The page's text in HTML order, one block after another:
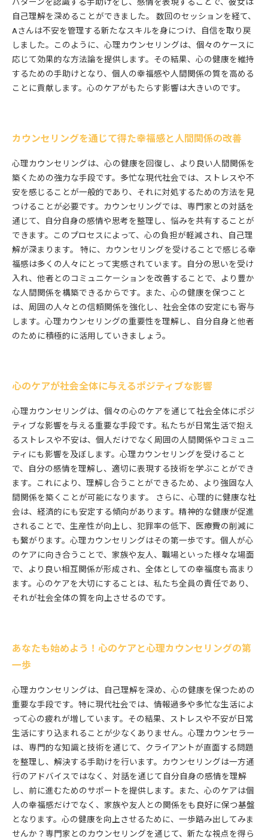
自己理解を深めることができました。 数回のセッションを経て、
Aさんは不安を管理する新たなスキルを身につけ、自信を取り戻
しました。このように、心理カウンセリングは、個々のケースに
応じて効果的な方法論を提供します。その結果、心の健康を維持
するための手助けとなり、個人の幸福感や人間関係の質を高める
ことに貢献します。心のケアがもたらす影響は大きいのです。
カウンセリングを通じて得た幸福感と人間関係の改善
心理カウンセリングは、心の健康を回復し、より良い人間関係を
築くための強力な手段です。多忙な現代社会では、ストレスや不
安を感じることが一般的であり、それに対処するための方法を見
つけることが必要です。カウンセリングでは、専門家との対話を
通じて、自分自身の感情や思考を整理し、悩みを共有することが
できます。このプロセスによって、心の負担が軽減され、自己理
解が深まります。 特に、カウンセリングを受けることで感じる幸
福感は多くの人々にとって実感されています。自分の思いを受け
入れ、他者とのコミュニケーションを改善することで、より豊か
な人間関係を構築できるからです。また、心の健康を保つこと
は、周囲の人々との信頼関係を強化し、社会全体の安定にも寄与
します。心理カウンセリングの重要性を理解し、自分自身と他者
のために積極的に活用していきましょう。
心のケアが社会全体に与えるポジティブな影響
心理カウンセリングは、個々の心のケアを通じて社会全体にポジ
ティブな影響を与える重要な手段です。私たちが日常生活で抱え
るストレスや不安は、個人だけでなく周囲の人間関係やコミュニ
ティにも影響を及ぼします。心理カウンセリングを受けること
で、自分の感情を理解し、適切に表現する技術を学ぶことができ
ます。これにより、理解し合うことができるため、より強固な人
間関係を築くことが可能になります。 さらに、心理的に健康な社
会は、経済的にも安定する傾向があります。精神的な健康が促進
されることで、生産性が向上し、犯罪率の低下、医療費の削減に
も繋がります。心理カウンセリングはその第一歩です。個人が心
のケアに向き合うことで、家族や友人、職場といった様々な場面
で、より良い相互関係が形成され、全体としての幸福度も高まり
ます。心のケアを大切にすることは、私たち全員の責任であり、
それが社会全体の質を向上させるのです。
あなたも始めよう！心のケアと心理カウンセリングの第
一歩
心理カウンセリングは、自己理解を深め、心の健康を保つための
重要な手段です。特に現代社会では、情報過多や多忙な生活によ
って心の疲れが増しています。その結果、ストレスや不安が日常
生活にすり込まれることが少なくありません。心理カウンセラー
は、専門的な知識と技術を通じて、クライアントが直面する問題
を整理し、解決する手助けを行います。カウンセリングは一方通
行のアドバイスではなく、対話を通じて自分自身の感情を理解
し、前に進むためのサポートを提供します。また、心のケアは個
人の幸福感だけでなく、家族や友人との関係をも良好に保つ基盤
となります。心の健康を向上させるために、一歩踏み出してみま
せんか？専門家とのカウンセリングを通じて、新たな視点を得ら